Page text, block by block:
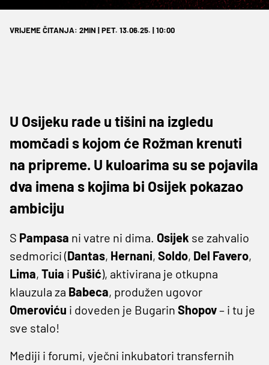
VRIJEME ČITANJA: 2MIN | PET. 13.06.25. | 10:00
U Osijeku rade u tišini na izgledu
momčadi s kojom će Rožman krenuti
na pripreme. U kuloarima su se pojavila
dva imena s kojima bi Osijek pokazao
ambiciju
S Pampasa ni vatre ni dima. Osijek se zahvalio
sedmorici (Dantas, Hernani, Soldo, Del Favero,
Lima, Tuia i Pušić), aktivirana je otkupna
klauzula za Babeca, produžen ugovor
Omeroviću i doveden je Bugarin Shopov– i tu je
sve stalo!
Mediji i forumi, vječni inkubatori transfernih